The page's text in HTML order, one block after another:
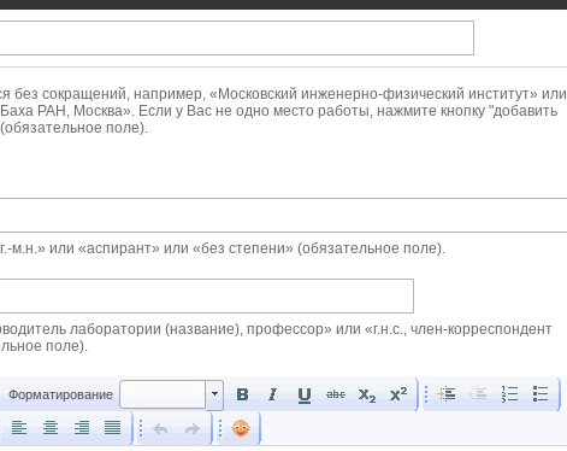
без сокращений, например, «Московский инженерно-физический институт» или
РАН, Москва». Если у Вас не одно место работы, нажмите кнопку "добавить
поле).
м.н.» или «аспирант» или «без степени» (обязательное поле).
лаборатории (название), профессор» или «г.н.с., член-корреспондент
поле).
Форматирование